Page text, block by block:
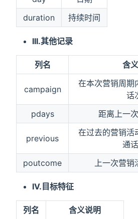
duration
持续时间
III.其他记录
列名 含
campaign
在本次营销周期
话
pdays
距离上一
previous
在过去的营销活
通
poutcome
上一次营
IV.目标特征
列名 含义说明